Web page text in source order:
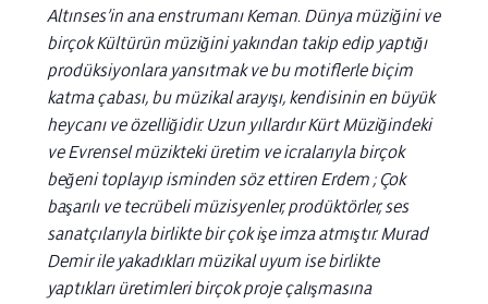
Altınses’in ana enstrumanı Keman. Dünya müziğini ve
birçok Kültürün müziğini yakından takip edip yaptığı
prodüksiyonlara yansıtmak ve bu motiflerle biçim
katma çabası, bu müzikal arayışı, kendisinin en büyük
heycanı ve özelliğidir. Uzun yıllardır Kürt Müziğindeki
ve Evrensel müzikteki üretim ve icralarıyla birçok
beğeni toplayıp isminden söz ettiren Erdem ; Çok
başarılı ve tecrübeli müzisyenler, prodüktörler, ses
sanatçılarıyla birlikte bir çok işe imza atmıştır. Murad
Demir ile yakadıkları müzikal uyum ise birlikte
yaptıkları üretimleri birçok proje çalışmasına